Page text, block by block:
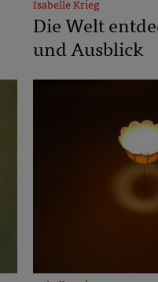
Isabelle Krieg
Die Welt
und Ausblick